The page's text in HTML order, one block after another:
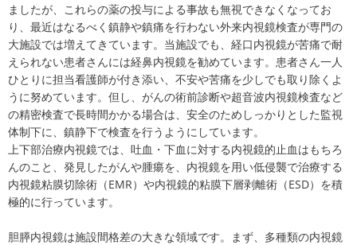
ましたが、これらの薬の投与による事故も無視できなくなってお
り、最近はなるべく鎮静や鎮痛を行わない外来内視鏡検査が専門の
大施設では増えてきています。当施設でも、経口内視鏡が苦痛で耐
えられない患者さんには経鼻内視鏡を勧めています。患者さん一人
ひとりに担当看護師が付き添い、不安や苦痛を少しでも取り除くよ
うに努めています。但し、がんの術前診断や超音波内視鏡検査など
の精密検査で長時間かかる場合は、安全のためしっかりとした監視
体制下に、鎮静下で検査を行うようにしています。
上下部治療内視鏡では、吐血・下血に対する内視鏡的止血はもちろ
んのこと、発見したがんや腫瘍を、内視鏡を用い低侵襲で治療する
内視鏡粘膜切除術（EMR）や内視鏡的粘膜下層剥離術（ESD）を積
極的に行っています。
胆膵内視鏡は施設間格差の大きな領域です。まず、多種類の内視鏡